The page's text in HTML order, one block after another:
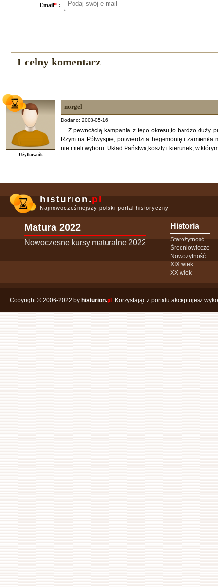
Email* :
1 celny komentarz
Użytkownik
norgel
Dodano: 2008-05-16
Z pewnością kampania z tego okresu,to bardzo duży
Rzym na Półwyspie, potwierdziła hegemonię i
nie mieli wyboru. Układ Państwa,koszty i kierunek, w
histurion.pl
Najnowocześniejszy polski portal historyczny
Matura 2022
Nowoczesne kursy maturalne 2022
Historia
Starożytność
Średniowiecze
Nowożytność
XIX wiek
XX wiek
Copyright © 2006-2022 by histurion.pl . Korzystając z portalu akceptujesz